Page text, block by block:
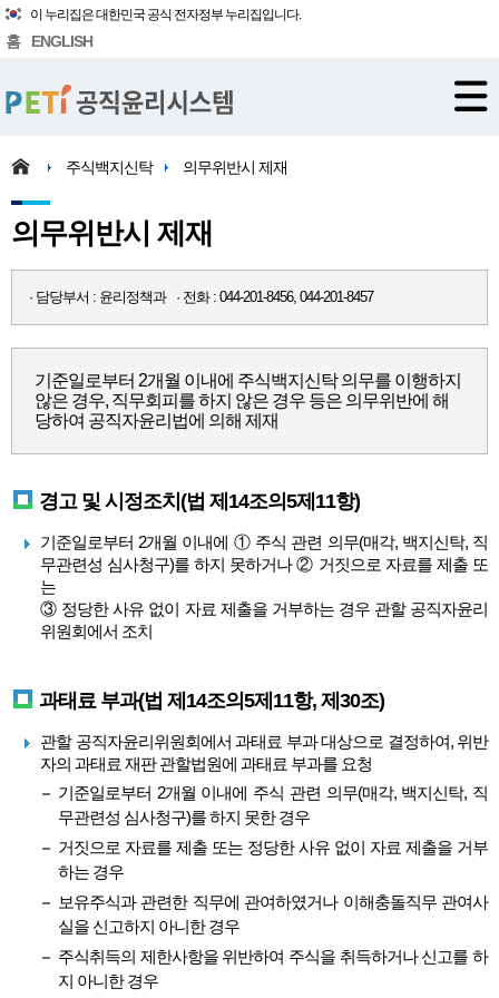
이 누리집은 대한민국 공식 전자정부 누리집입니다.
홈 ENGLISH
주식백지신탁 의무위반시 제재
의무위반시 제재
· 담당부서 : 윤리정책과 · 전화 : 044-201-8456, 044-201-8457
기준일로부터 2개월 이내에 주식백지신탁 의무를 이행하지
않은 경우, 직무회피를 하지 않은 경우 등은 의무위반에 해
당하여 공직자윤리법에 의해 제재
경고 및 시정조치(법 제14조의5제11항)
기준일로부터 2개월 이내에 ① 주식 관련 의무(매각, 백지신탁, 직
무관련성 심사청구)를 하지 못하거나 ② 거짓으로 자료를 제출 또
는
③ 정당한 사유 없이 자료 제출을 거부하는 경우 관할 공직자윤리
위원회에서 조치
과태료 부과(법 제14조의5제11항, 제30조)
관할 공직자윤리위원회에서 과태료 부과 대상으로 결정하여, 위반
자의 과태료 재판 관할법원에 과태료 부과를 요청
기준일로부터 2개월 이내에 주식 관련 의무(매각, 백지신탁, 직
무관련성 심사청구)를 하지 못한 경우
거짓으로 자료를 제출 또는 정당한 사유 없이 자료 제출을 거부
하는 경우
보유주식과 관련한 직무에 관여하였거나 이해충돌직무 관여사
실을 신고하지 아니한 경우
주식취득의 제한사항을 위반하여 주식을 취득하거나 신고를 하
지 아니한 경우